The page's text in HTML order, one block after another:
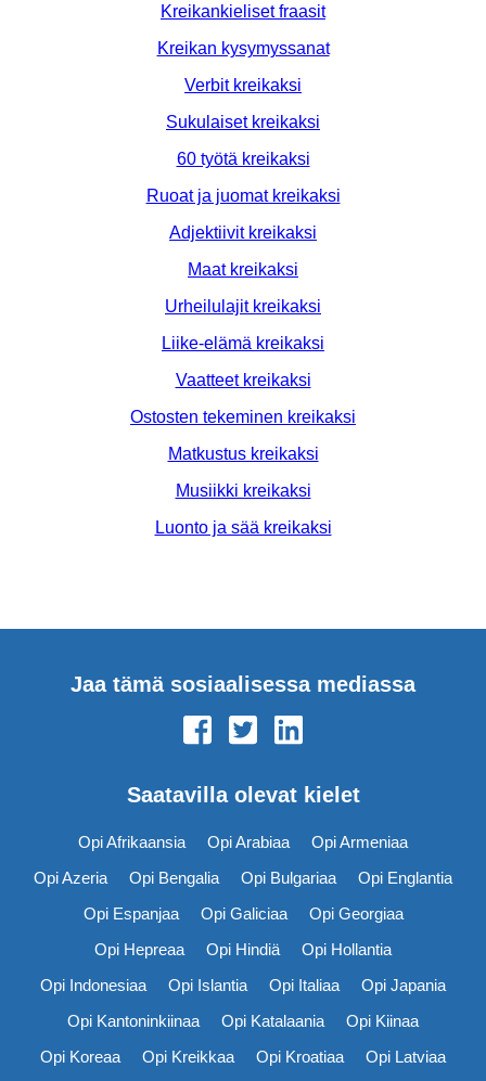
Kreikankieliset fraasit
Kreikan kysymyssanat
Verbit kreikaksi
Sukulaiset kreikaksi
60 työtä kreikaksi
Ruoat ja juomat kreikaksi
Adjektiivit kreikaksi
Maat kreikaksi
Urheilulajit kreikaksi
Liike-elämä kreikaksi
Vaatteet kreikaksi
Ostosten tekeminen kreikaksi
Matkustus kreikaksi
Musiikki kreikaksi
Luonto ja sää kreikaksi
Jaa tämä sosiaalisessa mediassa
Saatavilla olevat kielet
Opi Afrikaansia Opi Arabiaa
Opi Armeniaa
Opi Azeria
Opi Bengalia Opi Bulgariaa
Opi Englantia
Opi Espanjaa
Opi Galiciaa
Opi Georgiaa
Opi Hepreaa
Opi Hindiä
Opi Hollantia
Opi Indonesiaa
Opi Islantia Opi Italiaa
Opi Japania
Opi Kantoninkiinaa
Opi Katalaania
Opi Kiinaa
Opi Koreaa
Opi Kreikkaa Opi Kroatiaa
Opi Latviaa